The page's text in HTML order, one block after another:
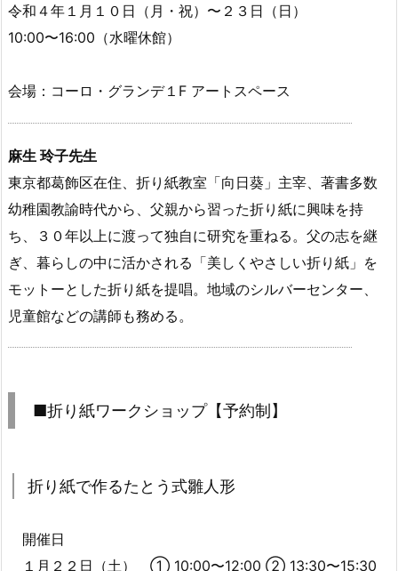
令和４年１月１０日（月・祝）〜２３日（日）
10:00〜16:00（水曜休館）
会場：コーロ・グランデ１F アートスペース
麻生 玲子先生
東京都葛飾区在住、折り紙教室「向日葵」主宰、著書多数
幼稚園教諭時代から、父親から習った折り紙に興味を持
ち、３０年以上に渡って独自に研究を重ねる。父の志を継
ぎ、暮らしの中に活かされる「美しくやさしい折り紙」を
モットーとした折り紙を提唱。地域のシルバーセンター、
児童館などの講師も務める。
■折り紙ワークショップ【予約制】
折り紙で作るたとう式雛人形
開催日
１月２２日（土） ① 10:00〜12:00 ② 13:30〜15:30